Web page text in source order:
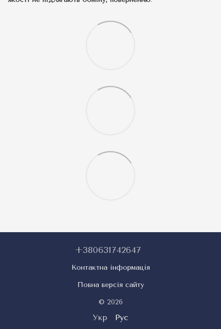
+380631742647
Контактна інформація
Повна версія сайту
© 2026
Укр Рус